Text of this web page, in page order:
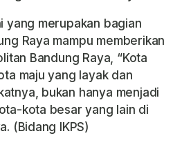
yang merupakan bagian
Raya mampu memberikan
Bandung Raya, “Kota
maju yang layak dan
bukan hanya menjadi
kota besar yang lain di
(Bidang IKPS)